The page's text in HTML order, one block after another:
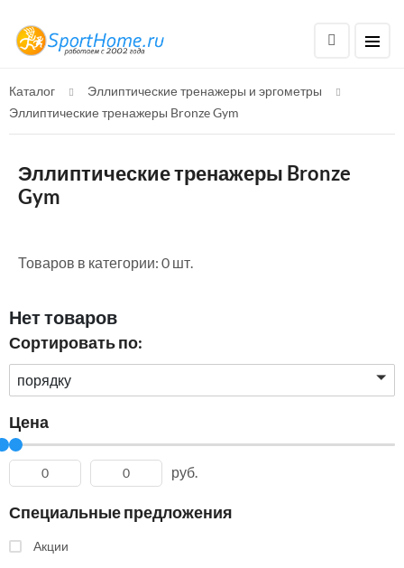
Каталог
Эллиптические тренажеры и эргометры
Эллиптические тренажеры Bronze Gym
Сортировать по:
порядку
Цена
руб.
Специальные предложения
Акции
Эллиптические тренажеры Bronze
Gym
Товаров в категории: 0 шт.
Нет товаров